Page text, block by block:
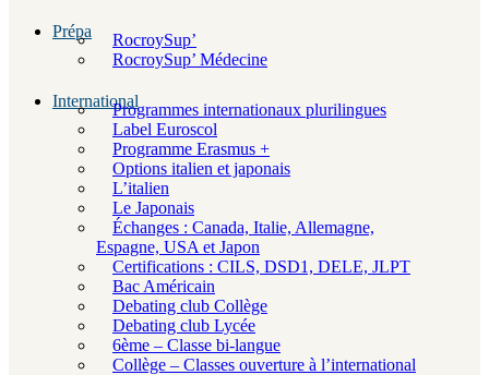
Prépa
RocroySup’
RocroySup’ Médecine
InternationalProgrammes internationaux plurilingues
Label Euroscol
Programme Erasmus +
Options italien et japonais
L’italien
Le Japonais
Échanges : Canada, Italie, Allemagne,
Espagne, USA et Japon
Certifications : CILS, DSD1, DELE, JLPT
Bac Américain
Debating club Collège
Debating club Lycée
6ème – Classe bi-langue
Collège – Classes ouverture à l’international